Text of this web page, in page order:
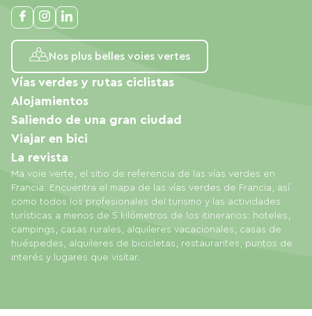
Nos plus belles voies vertes
Ma voie verte, el sitio de referencia de las vías verdes en
Francia. Encuentra el mapa de las vías verdes de Francia, así
como todos los profesionales del turismo y las actividades
turísticas a menos de 5 kilómetros de los itinerarios: hoteles,
campings, casas rurales, alquileres vacacionales, casas de
huéspedes, alquileres de bicicletas, restaurantes, puntos de
interés y lugares que visitar.
Vías verdes y rutas ciclistas
Alojamientos
Saliendo de una gran ciudad
Viajar en bici
La revista